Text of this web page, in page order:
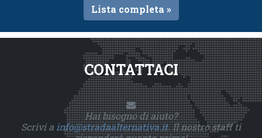
Lista completa »
CONTATTACI
Hai bisogno di aiuto?
Scrivi ainfo@stradaalternativa.it. Il nostro staff ti